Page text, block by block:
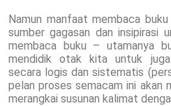
Namun manfaat membaca
sumber gagasan dan insipirasi
membaca buku – utamanya
mendidik otak kita untuk juga
secara logis dan sistematis
pelan proses semacam ini
merangkai susunan kalimat